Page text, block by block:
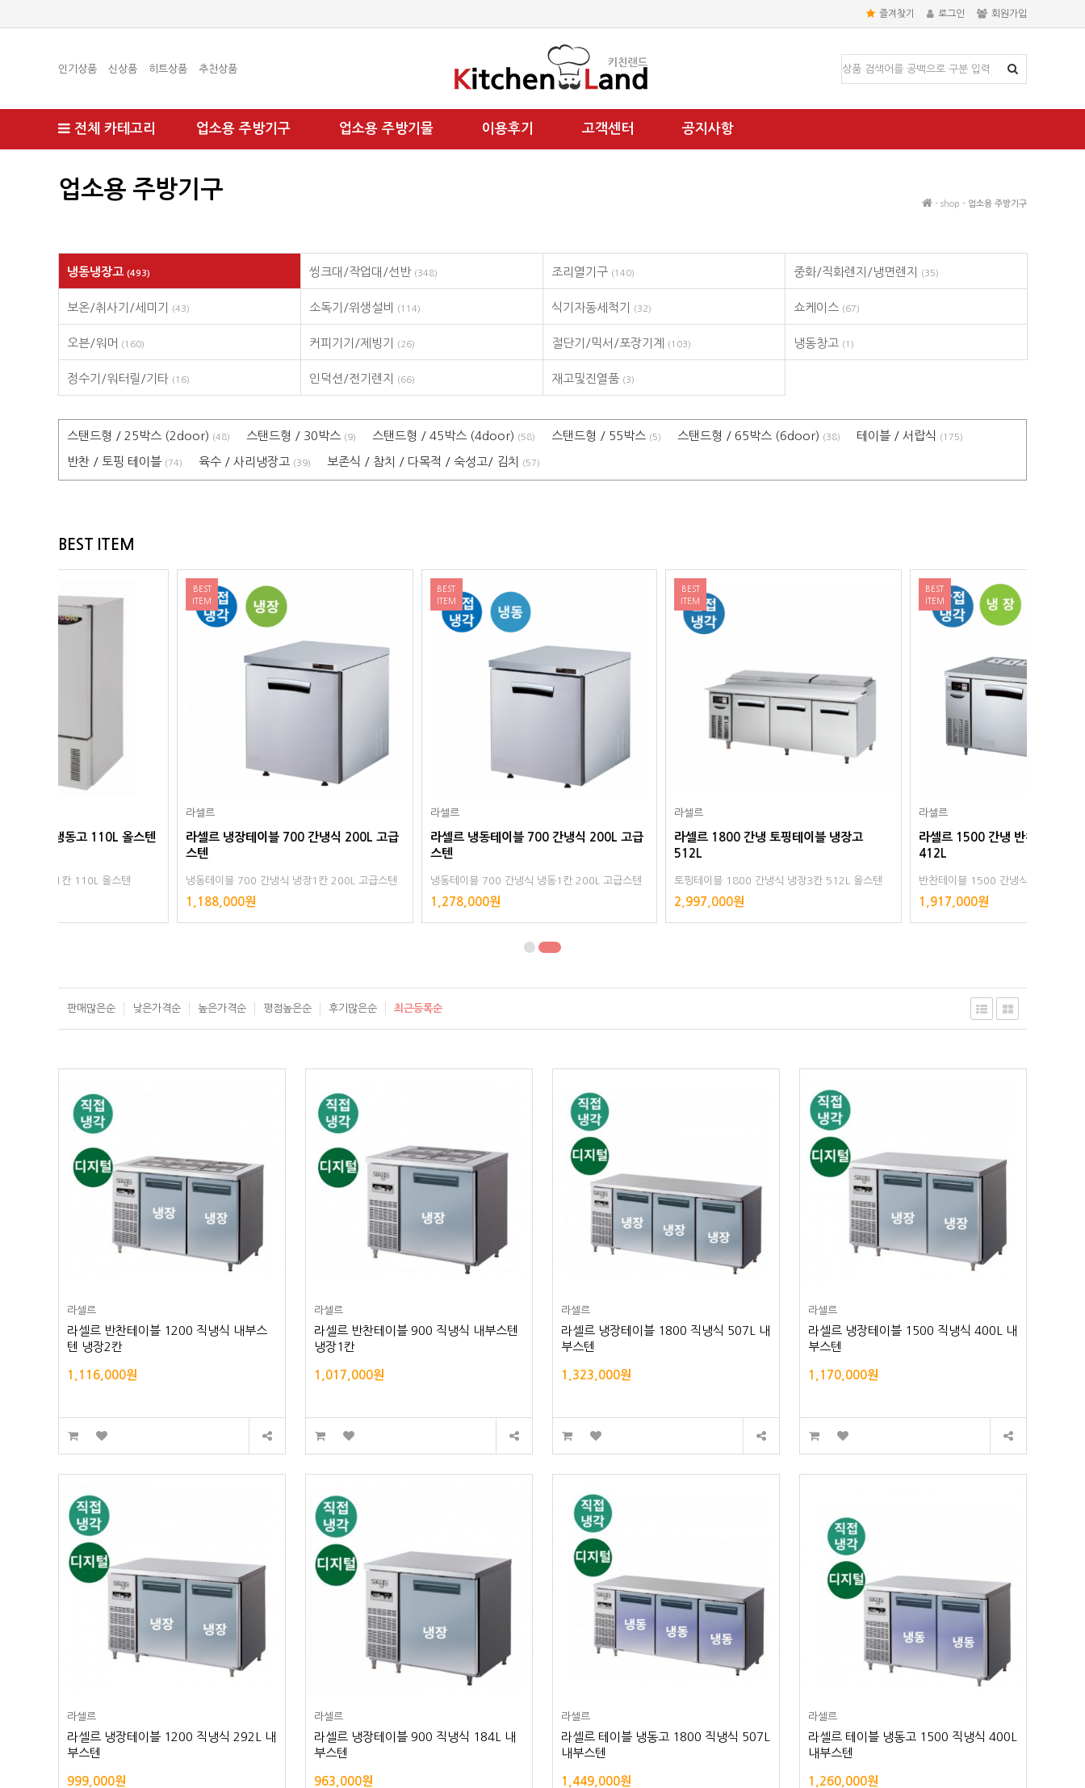
즐겨찾기 로그인 회원가입
인기상품 신상품 히트상품 추천상품
전체 카테고리 업소용 주방기구 업소용 주방기물 이용후기 고객센터 공지사항
업소용 주방기구
- shop - 업소용 주방기구
냉동냉장고 (493) 씽크대/작업대/선반 (348) 조리열기구 (140) 중화/직화렌지/냉면렌지 (35)
보온/취사기/세미기 (43) 소독기/위생설비 (114) 식기자동세척기 (32) 쇼케이스 (67)
오븐/워머 (160) 커피기기/제빙기 (26) 절단기/믹서/포장기계 (103) 냉동창고 (1)
정수기/워터릴/기타 (16) 인덕션/전기렌지 (66) 재고및진열품 (3)
스탠드형 / 25박스 (2door) (48) 스탠드형 / 30박스 (9) 스탠드형 / 45박스 (4door) (58) 스탠드형 / 55박스 (5) 스탠드형 / 65박스 (6door) (38) 테이블 / 서랍식 (175)
반찬 / 토핑 테이블 (74) 육수 / 사리냉장고 (39) 보존식 / 참치 / 다목적 / 숙성고/ 김치 (57)
BEST ITEM
라셀르 냉장테이블 700 간냉식 200L 고급
냉동테이블 700 간냉식 냉장1칸 200L 고급스텐
라셀르 냉동테이블 700 간냉식 200L 고급
냉동테이블 700 간냉식 냉동1칸 200L 고급스텐
라셀르 1800 간냉 토핑테이블 냉장고
토핑테이블 1800 간냉식 냉장3칸 512L 올스텐
라셀르 1500 간냉 반찬테이블 냉장고
반찬테이블 1500 간냉식 냉장2칸 412L 올스텐
판매많은순 낮은가격순 높은가격순 평점높은순 후기많은순 최근등록순
라셀르
라셀르 반찬테이블 1200 직냉식 내부스
텐 냉장2칸
1,116,000원
라셀르
라셀르 반찬테이블 900 직냉식 내부스텐
냉장1칸
1,017,000원
라셀르
라셀르 냉장테이블 1800 직냉식 507L 내
부스텐
1,323,000원
라셀르
라셀르 냉장테이블 1500 직냉식 400L 내
부스텐
1,170,000원
라셀르
라셀르 냉장테이블 1200 직냉식 292L 내
부스텐
999,000원
라셀르
라셀르 냉장테이블 900 직냉식 184L 내
부스텐
963,000원
라셀르
라셀르 테이블 냉동고 1800 직냉식 507L
내부스텐
1,449,000원
라셀르
라셀르 테이블 냉동고 1500 직냉식 400L
내부스텐
1,260,000원